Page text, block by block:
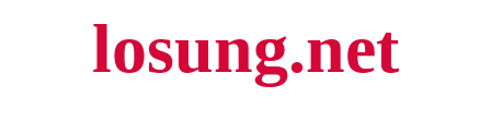
losung.net